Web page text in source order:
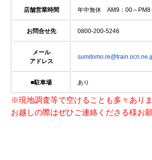
店舗営業時間 年中無休 AM9：00～PM8
お問合せ先 0800-200-5246
メール
アドレス
■駐車場 あり
※現地調査等で空けることも多々ありま
お越しの際はぜひご連絡くださる様お